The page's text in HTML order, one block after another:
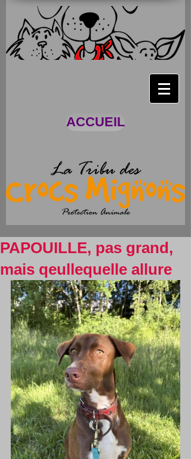
ACCUEIL
PAPOUILLE, pas grand,
mais qeullequelle allure